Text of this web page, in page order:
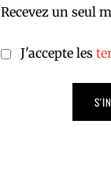
Recevez un seul
J'accepte les